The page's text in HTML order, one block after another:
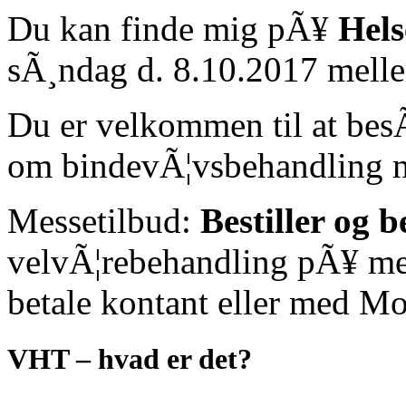
Du kan finde mig pÃ¥
sÃ¸ndag d. 8.10.2017
Du er velkommen til at
om bindevÃ¦vsbehandling
Messetilbud: Bestiller og
velvÃ¦rebehandling pÃ¥
betale kontant eller med
VHT – hvad er det?